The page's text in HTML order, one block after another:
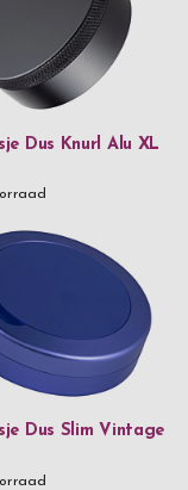
en het lettertype
Een persoonlijk
de échte snus
in deze mooie
een van roestvrij
kiest, je krijgt
snelle en gratis
Dus Knurl Alu XL
Dus Slim Vintage